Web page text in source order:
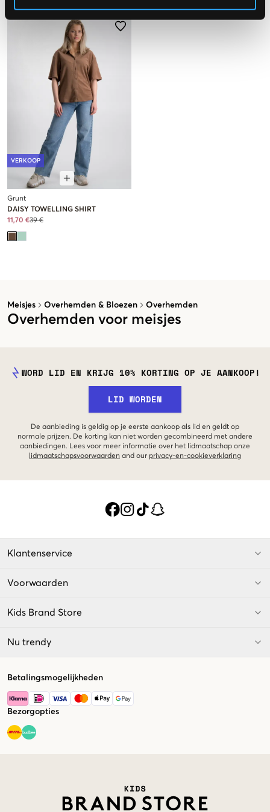
Meisjes Overhemden & Bloezen Overhemden
Overhemden voor meisjes
VERKOOP
Grunt
DAISY TOWELLING SHIRT
11,70 €39 €
WORD LID EN KRIJG 10% KORTING OP JE AANKOOP!
LID WORDEN
De aanbieding is geldig op je eerste aankoop als lid en geldt op
normale prijzen. De korting kan niet worden gecombineerd met andere
aanbiedingen. Lees voor meer informatie over het lidmaatschap onze
lidmaatschapsvoorwaarden and our privacy-en-cookieverklaring
Klantenservice
Voorwaarden
Kids Brand Store
Nu trendy
Betalingsmogelijkheden
Bezorgopties